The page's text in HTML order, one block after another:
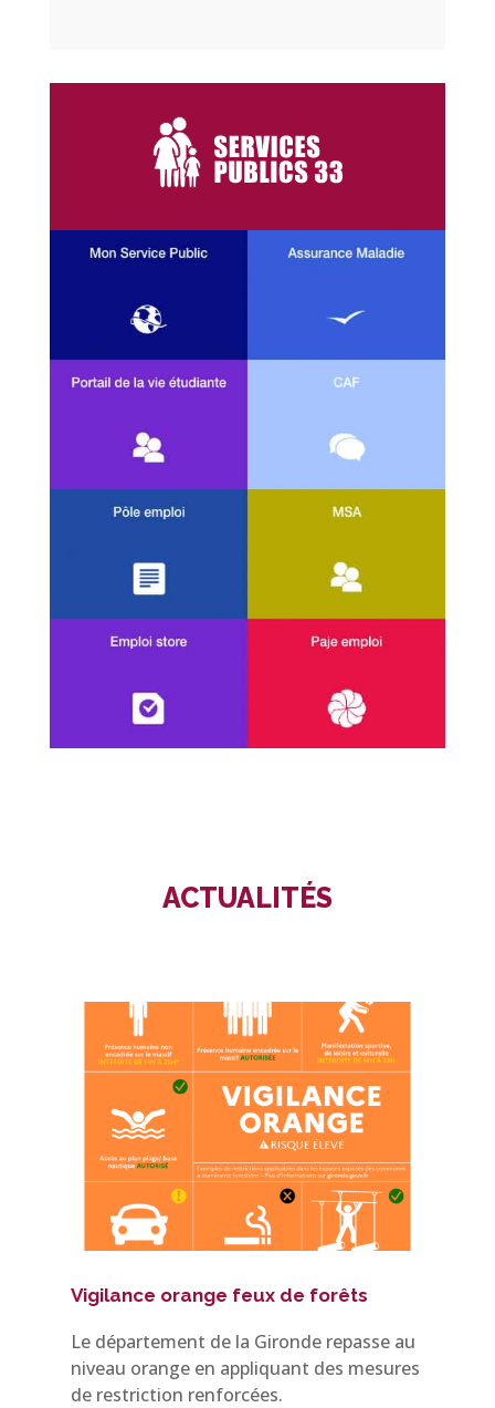
ACTUALITÉS
Vigilance orange feux de forêts
Le département de la Gironde repasse au
niveau orange en appliquant des mesures
de restriction renforcées.